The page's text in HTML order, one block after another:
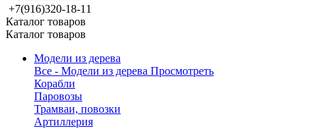
+7(916)320-18-11
Каталог товаров
Каталог товаров
Модели из дерева
Все - Модели из дерева Просмотреть
Корабли
Паровозы
Трамваи, повозки
Артиллерия